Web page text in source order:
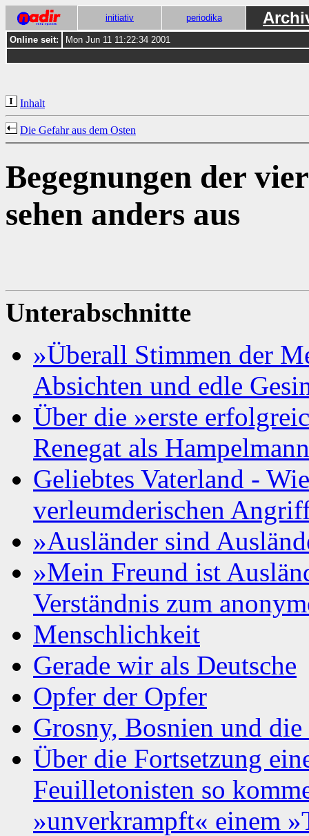
initiativ periodika
Online seit: Mon Jun 11 11:22:34 2001
Inhalt
Die Gefahr aus dem Osten
Begegnungen der
sehen anders aus
Unterabschnitte
»Überall Stimmen der
Absichten und edle
Über die »erste
Renegat als Hampelmann
Geliebtes Vaterland -
verleumderischen
»Ausländer sind
»Mein Freund ist
Verständnis zum
Menschlichkeit
Gerade wir als Deutsche
Opfer der Opfer
Grosny, Bosnien und
Über die Fortsetzung
Feuilletonisten so
»unverkrampft« einem